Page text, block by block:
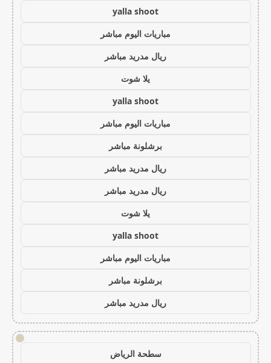
yalla shoot
مباريات اليوم مباشر
ريال مدريد مباشر
يلا شوت
yalla shoot
مباريات اليوم مباشر
برشلونة مباشر
ريال مدريد مباشر
ريال مدريد مباشر
يلا شوت
yalla shoot
مباريات اليوم مباشر
برشلونة مباشر
ريال مدريد مباشر
!
سطحة الرياض